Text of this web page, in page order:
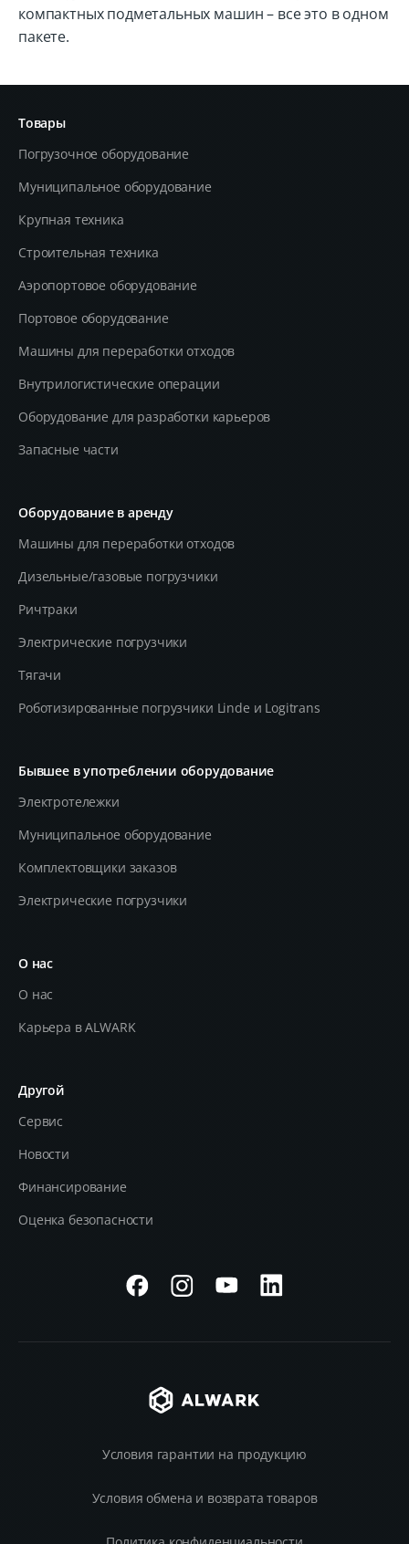
компактных подметальных машин – все это в одном
пакете.
Товары
Погрузочное оборудование
Муниципальное оборудование
Крупная техника
Строительная техника
Aэропортовое оборудование
Портовое оборудование
Машины для переработки отходов
Внутрилогистические операции
Оборудование для разработки карьеров
Запасные части
Оборудование в аренду
Машины для переработки отходов
Дизельные/газовые погрузчики
Ричтраки
Электрические погрузчики
Тягачи
Роботизированные погрузчики Linde и Logitrans
Бывшее в употреблении оборудование
Электротележки
Муниципальное оборудование
Комплектовщики заказов
Электрические погрузчики
О нас
О нас
Карьера в ALWARK
Другой
Сервис
Новости
Финансирование
Оценка безопасности
Условия гарантии на продукцию
Условия обмена и возврата товаров